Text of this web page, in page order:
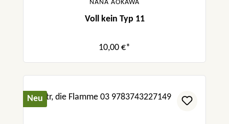
NANA AOKAWA
Voll kein Typ 11
10,00 €*
Neu